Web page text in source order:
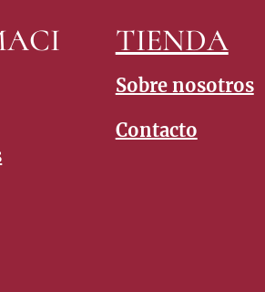
TIENDA
Sobre nosotros
Contacto